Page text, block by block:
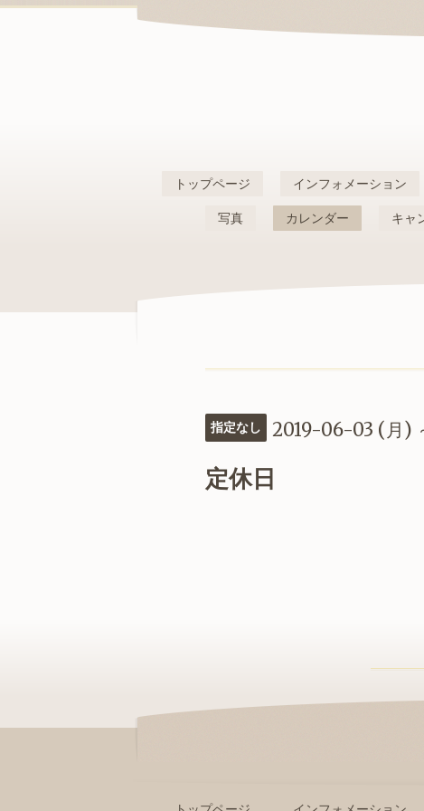
トップページ インフォメーション
写真 カレンダー キャ
指定なし 2019-06-03 (月)
定休日